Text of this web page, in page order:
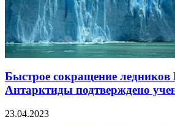
Быстрое сокращение ледников
Антарктиды подтверждено
23.04.2023